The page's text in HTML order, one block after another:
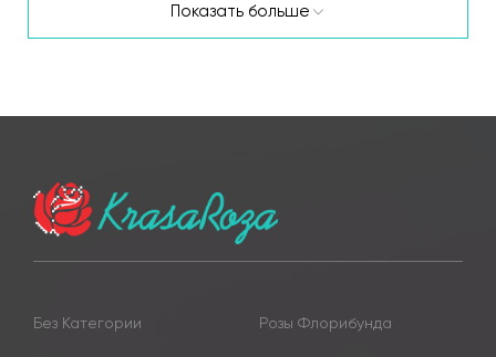
Показать больше
Без Категории Розы Флорибунда